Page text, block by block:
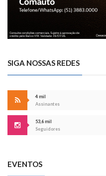
SIGA NOSSAS REDES
4 mil
Assinantes
53,6 mil
Seguidores
EVENTOS